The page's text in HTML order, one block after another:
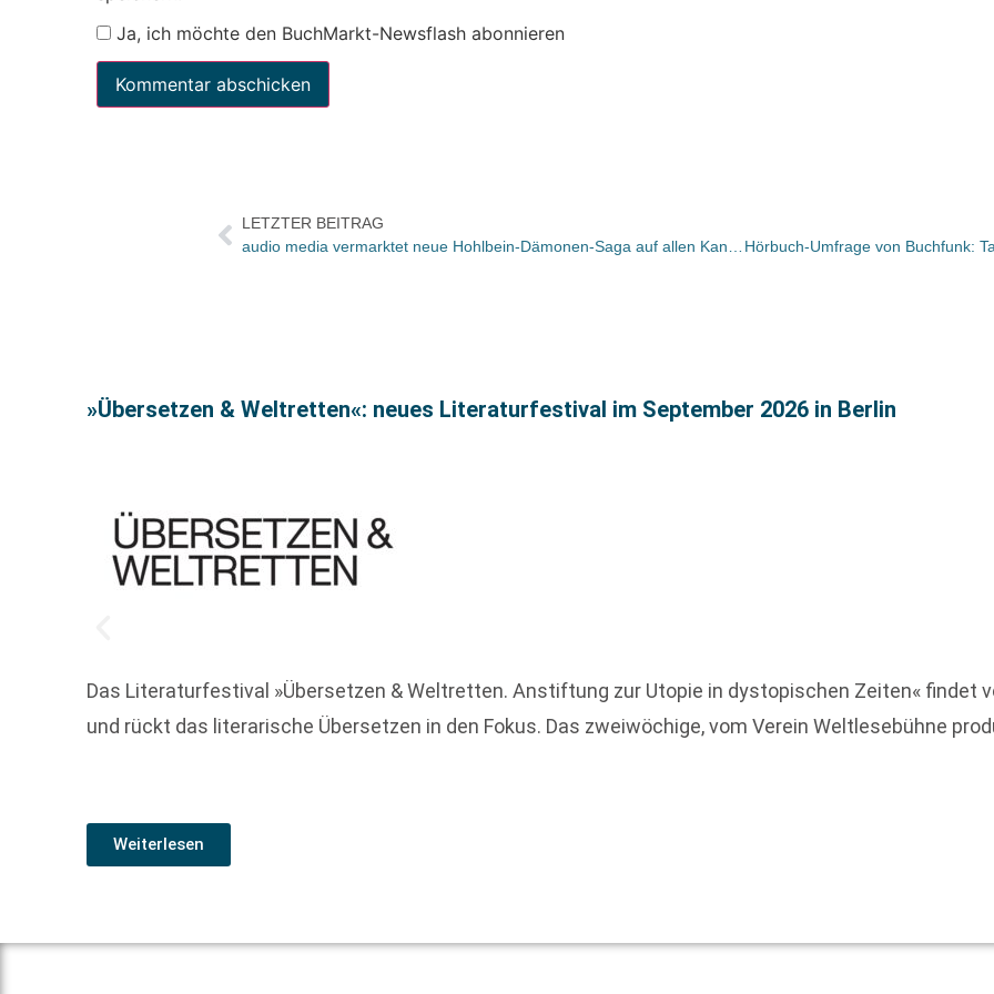
Ja, ich möchte den BuchMarkt-Newsflash abonnieren
LETZTER BEITRAG
audio media vermarktet neue Hohlbein-Dämonen-Saga auf allen Kanälen
»Übersetzen & Weltretten«: neues Literaturfestival im September 2026 in Berlin
Das Literaturfestival »Übersetzen & Weltretten. Anstiftung zur Utopie in dystopischen Zeiten« findet
und rückt das literarische Übersetzen in den Fokus. Das zweiwöchige, vom Verein Weltlesebühne
Weiterlesen